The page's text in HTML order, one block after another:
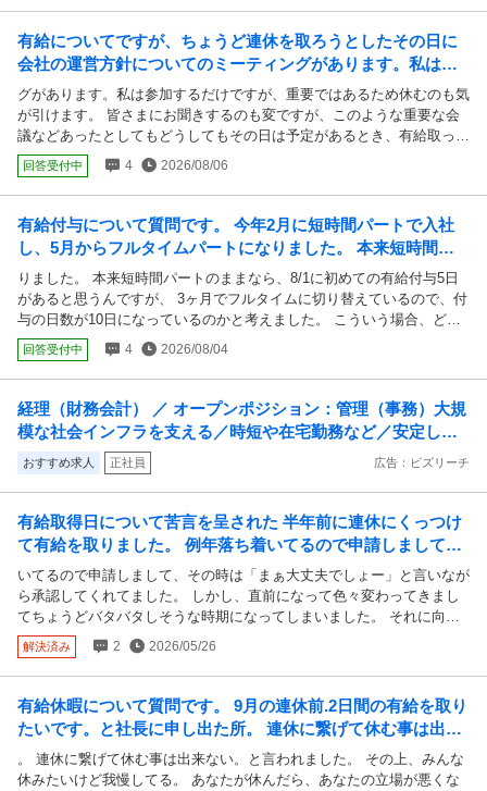
有給についてですが、ちょうど連休を取ろうとしたその日に
会社の運営方針についてのミーティングがあります。私は参
加するだけですが、重要ではあるため休むのも気が引けま
す。
グがあります。私は参加するだけですが、重要ではあるため休むのも気
が引けます。 皆さまにお聞きするのも変ですが、このような重要な会
議などあったとしてもどうしてもその日は予定があるとき、有給取った
りしてますか？
回答受付中 4 2026/08/06
有給付与について質問です。 今年2月に短時間パートで入社
し、5月からフルタイムパートになりました。 本来短時間パ
ートのままなら、8/1に初めての有給付与5日があると思うん
ですが、
りました。 本来短時間パートのままなら、8/1に初めての有給付与5日
があると思うんですが、 3ヶ月でフルタイムに切り替えているので、付
与の日数が10日になっているのかと考えました。 こういう場合、どう
なるのでしょうか？
回答受付中 4 2026/08/04
経理（財務会計） ／ オープンポジション：管理（事務）大規
模な社会インフラを支える／時短や在宅勤務など／安定して
働き続けるための制度多数
おすすめ求人 正社員 広告：ビズリーチ
有給取得日について苦言を呈された 半年前に連休にくっつけ
て有給を取りました。 例年落ち着いてるので申請しまして、
その時は「まぁ大丈夫でしょー」と言いながら承認してくれ
てました。
いてるので申請しまして、その時は「まぁ大丈夫でしょー」と言いなが
ら承認してくれてました。 しかし、直前になって色々変わってきまし
てちょうどバタバタしそうな時期になってしまいました。 それに向け
て上司にいざとなった時の現場の指揮をお願いしたところ、「苦言を呈
するんだけど、こうなる時に休むっていうのはちょっとね。あなたは現
場リーダーなんだから」と手のひらを返されました。 事態が変わった
のが1ヶ月前で、その時点でとっくに航空券を取っていたので今さら取
り消すつもりはさらさらないのですが、今後もこういう風に言われるの
でしょうか？ 私は現場リーダーですが、私が不在のときはその上司が
見るのが普通と思っていましたが違いますか？
解決済み 2 2026/05/26
有給休暇について質問です。 9月の連休前.2日間の有給を取り
たいです。と社長に申し出た所。 連休に繋げて休む事は出来
ない。と言われました。 その上、...
。 連休に繋げて休む事は出来ない。と言われました。 その上、みんな
休みたいけど我慢してる。 あなたが休んだら、あなたの立場が悪くな